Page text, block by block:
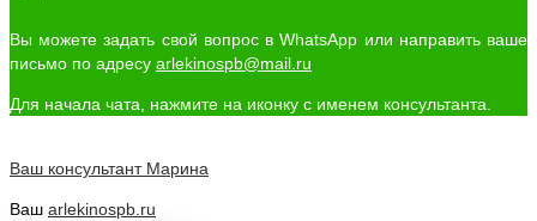
Вы можете задать свой вопрос в WhatsApp или направить ваше
письмо по адресу arlekinospb@mail.ru
Для начала чата, нажмите на иконку с именем консультанта.
Ваш консультант Марина
Ваш arlekinospb.ru